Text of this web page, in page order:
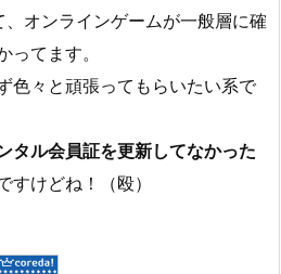
、オンラインゲームが一般層に確
ってます。
色々と頑張ってもらいたい系で
タル会員証を更新してなかった
すけどね！（殴）